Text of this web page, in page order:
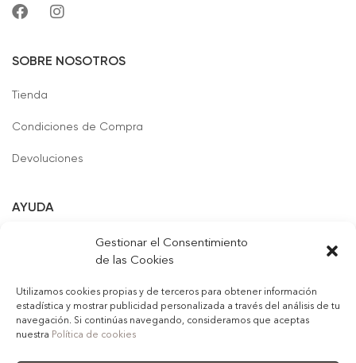
Gestionar el Consentimiento
de las Cookies
Utilizamos cookies propias y de terceros para obtener información
estadística y mostrar publicidad personalizada a través del análisis de tu
navegación. Si continúas navegando, consideramos que aceptas
nuestra Política de cookies
SOBRE NOSOTROS
Tienda
Condiciones de Compra
Devoluciones
AYUDA
Formas de Pago